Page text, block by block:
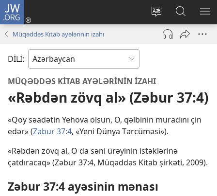
JW.ORG
Saytın
dilini
dəyiş
Daxil
pəncərə
JW.ORG-
da
axtarın
Müqəddəs Kitab ayələrinin izahı
DİLİ:
MÜQƏDDƏS KİTAB AYƏLƏRİNİN İZAHI
«Rəbdən zövq al» (Zəbur 37:4)
«Qoy səadətin Yehova olsun, O, qəlbinin muradını çin
edər» (Zəbur 37:4, «Yeni Dünya Tərcüməsi»).
«Rəbdən zövq al, O da səni ürəyinin istəklərinə
çatdıracaq» (Zəbur 37:4, Müqəddəs Kitab şirkəti, 2009).
Zəbur 37:4 ayəsinin mənası